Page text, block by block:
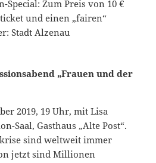
Special: Zum Preis von 10 €
und einen „fairen“
Stadt Alzenau
„Frauen und der
2019, 19 Uhr, mit Lisa
Saal, Gasthaus „Alte Post“.
sind weltweit immer
jetzt sind Millionen